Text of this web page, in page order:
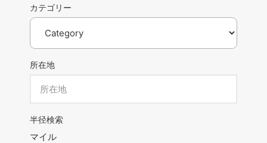
カテゴリー
所在地
半径検索
マイル